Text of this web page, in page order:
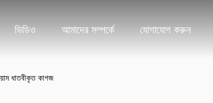
ভিডিও আমাদের সম্পর্কে যোগাযোগ করুন
ধাতবীকৃত কাগজ